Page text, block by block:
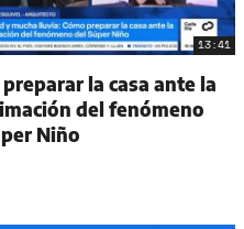
13:41
la casa ante la
del fenómeno
Niño